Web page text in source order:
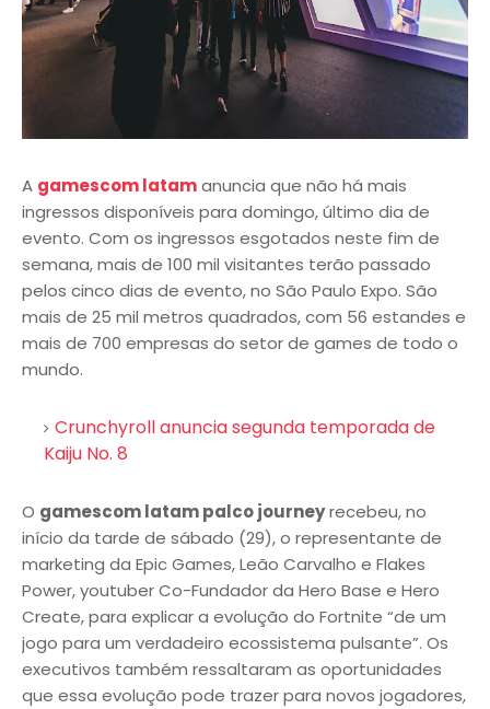
A gamescom latamanuncia que não há mais
ingressos disponíveis para domingo, último dia de
evento. Com os ingressos esgotados neste fim de
semana, mais de 100 mil visitantes terão passado
pelos cinco dias de evento, no São Paulo Expo. São
mais de 25 mil metros quadrados, com 56 estandes e
mais de 700 empresas do setor de games de todo o
mundo.
Crunchyroll anuncia segunda temporada de
Kaiju No. 8
O gamescom latam palco journeyrecebeu, no
início da tarde de sábado (29), o representante de
marketing da Epic Games, Leão Carvalho e Flakes
Power, youtuber Co-Fundador da Hero Base e Hero
Create, para explicar a evolução do Fortnite “de um
jogo para um verdadeiro ecossistema pulsante”. Os
executivos também ressaltaram as oportunidades
que essa evolução pode trazer para novos jogadores,